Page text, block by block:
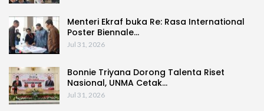
Menteri Ekraf buka Re: Rasa International
Poster Biennale…
Jul 31, 2026
Bonnie Triyana Dorong Talenta Riset
Nasional, UNMA Cetak…
Jul 31, 2026